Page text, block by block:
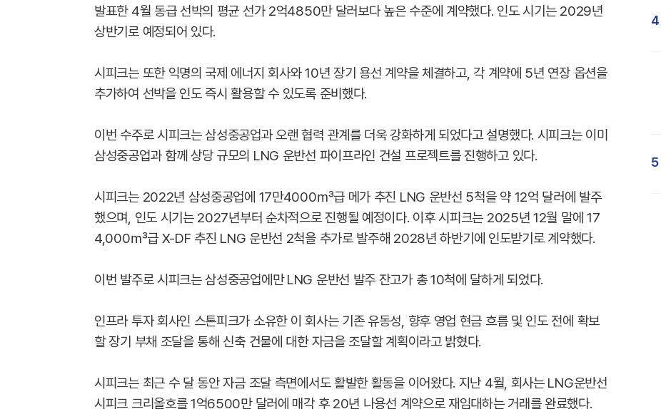
발표한 4월 동급 선박의 평균 선가 2억4850만 달러보다 높은 수준에 계약했다. 인도 시기는 2029년
상반기로 예정되어 있다.
시피크는 또한 익명의 국제 에너지 회사와 10년 장기 용선 계약을 체결하고, 각 계약에 5년 연장 옵션을
추가하여 선박을 인도 즉시 활용할 수 있도록 준비했다.
이번 수주로 시피크는 삼성중공업과 오랜 협력 관계를 더욱 강화하게 되었다고 설명했다. 시피크는 이미
삼성중공업과 함께 상당 규모의 LNG 운반선 파이프라인 건설 프로젝트를 진행하고 있다.
시피크는 2022년 삼성중공업에 17만4000㎥급 메가 추진 LNG 운반선 5척을 약 12억 달러에 발주
했으며, 인도 시기는 2027년부터 순차적으로 진행될 예정이다. 이후 시피크는 2025년 12월 말에 17
4,000㎥급 X-DF 추진 LNG 운반선 2척을 추가로 발주해 2028년 하반기에 인도받기로 계약했다.
이번 발주로 시피크는 삼성중공업에만 LNG 운반선 발주 잔고가 총 10척에 달하게 되었다.
인프라 투자 회사인 스톤피크가 소유한 이 회사는 기존 유동성, 향후 영업 현금 흐름 및 인도 전에 확보
할 장기 부채 조달을 통해 신축 건물에 대한 자금을 조달할 계획이라고 밝혔다.
시피크는 최근 수 달 동안 자금 조달 측면에서도 활발한 활동을 이어왔다. 지난 4월, 회사는 LNG운반선
시피크 크리올호를 1억6500만 달러에 매각 후 20년 나용선 계약으로 재임대하는 거래를 완료했다.
4
5